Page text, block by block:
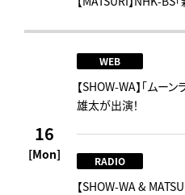
16
[Mon]
WEB
【SHOW-WA】「ムー
雄太が出演！
RADIO
【SHOW-WA &